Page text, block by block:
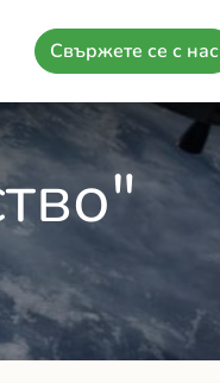
Свържете се с нас